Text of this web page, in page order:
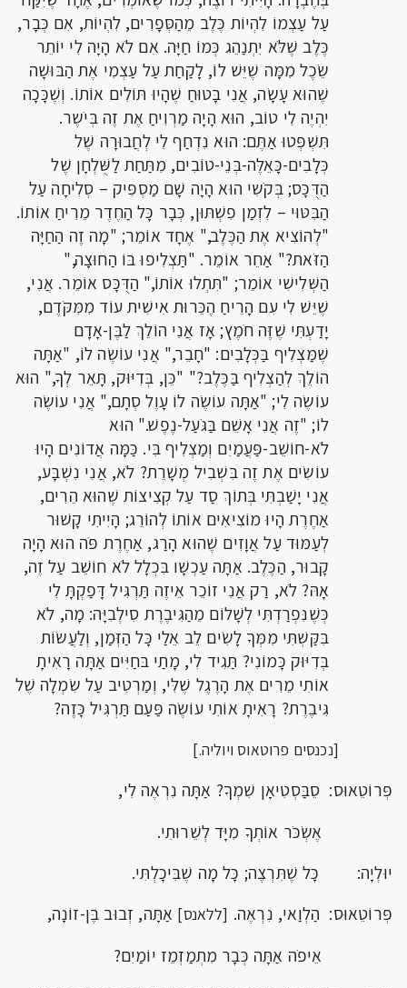
עַל עַצְמוֹ לִהְיוֹת כֶּלֶב מֵהַסְּפָרִים, לִהְיוֹת, אִם כְּבָר,
כֶּלֶב שֶׁלֹּא יִתְנַהֵג כְּמוֹ חַיָּה. אִם לֹא הָיָה לִי יוֹתֵר
שֵׂכֶל מִמָּה שֶׁיֵּשׁ לוֹ, לָקַחַת עַל עַצְמִי אֶת הַבּוּשָׁה
שֶׁהוּא עָשָׂה, אֲנִי בָּטוּחַ שֶׁהָיוּ תּוֹלִים אוֹתוֹ. וְשֶׁכָּכָה
יִהְיֶה לִי טוֹב, הוּא הָיָה מַרְוִיחַ אֶת זֶה בְּיֹשֶר.
תִּשְׁפְּטוּ אַתֶּם: הוּא נִדְחַף לִי לְחֲבוּרָה שֶׁל
כְּלָבִים-כָּאֵלֶּה-בְּנֵי-טוֹבִים, מִתַּחַת לַשֻּׁלְחָן שֶׁל
הַדֻּכָּס; בְּקֹשִי הוּא הָיָה שָׁם מַסְפִּיק – סְלִיחָה עַל
הַבִּטּוּי – לִזְמַן פִשְׁתּוּן, כְּבָר כָּל הַחֶדֶר מֵרִיחַ אוֹתוֹ.
"לְהוֹצִיא אֶת הַכֶּלֶב," אֶחָד אוֹמֵר; "מָה זֶה הַחַיָּה
הַזֹּאת?" אַחֵר אוֹמֵר. "תַּצְלִיפוּ בּוֹ הַחוּצָה,"
הַשְּׁלִישִׁי אוֹמֵר; "תִּתְלוּ אוֹתוֹ," הַדֻּכָּס אוֹמֵר. אֲנִי,
שֶׁיֵּשׁ לִי עִם הָרֵיחַ הֶכֵּרוּת אִישִׁית עוֹד מִמִּקֹּדֶם,
יָדַעְתִּי שֶׁזֶּה חֹמֶץ; אָז אֲנִי הוֹלֵךְ לַבֶּן-אָדָם
שֶׁמַּצְלִיף בַּכְּלָבִים: "חָבֵר," אֲנִי עוֹשֶׂה לוֹ, "אַתָּה
הוֹלֵךְ לְהַצְלִיף בַּכֶּלֶב?" "כֵּן, בְּדִיּוּק, תָּאֵר לְךָ," הוּא
עוֹשֶׂה לִי; "אַתָּה עוֹשֶׂה לוֹ עָוֶל סְתָם," אֲנִי עוֹשֶׂה
לוֹ; "זֶה אֲנִי אָשֵׁם בַּגֹּעַל-נֶפֶשׁ." הוּא
לֹא-חוֹשֵׁב-פַּעֲמַיִם וְמַצְלִיף בִּי. כַּמָּה אֲדוֹנִים הָיוּ
עוֹשִׂים אֶת זֶה בִּשְׁבִיל מְשָׁרֵת? לֹא, אֲנִי נִשְׁבָּע,
אֲנִי יָשַׁבְתִּי בְּתוֹךְ סַד עַל קְצִיצוֹת שֶׁהוּא הֵרִים,
אַחֶרֶת הָיוּ מוֹצִיאִים אוֹתוֹ לְהוֹרֵג; הָיִיתִי קָשׁוּר
לְעַמּוּד עַל אֲוָזִים שֶׁהוּא הָרַג, אַחֶרֶת פֹּה הוּא הָיָה
קָבוּר, הַכֶּלֶב. אַתָּה עַכְשָׁו בִּכְלָל לֹא חוֹשֵׁב עַל זֶה,
אָהּ? לֹא, רַק אֲנִי זוֹכֵר אֵיזֶה תַּרְגִּיל דָּפַקְתָּ לִי
כְּשֶׁנִּפְרַדְתִּי לְשָׁלוֹם מֵהַגִּיבֶרֶת סִילְבִיָּה: מָה, לֹא
בִּקַּשְׁתִּי מִמְּךָ לָשִׂים לֵב אֵלַי כָּל הַזְּמַן, וְלַעֲשׂוֹת
בְּדִיּוּק כָּמוֹנִי? תַּגִיד לִי, מָתַי בּחַיִּים אַתָּה רָאִיתָ
אוֹתִי מֵרִים אֶת הָרֶגֶל שֶׁלִּי, וְמַרְטִיב עַל שִׂמְלָה שֶׁל
גִּיבֶרֶת? רָאִיתָ אוֹתִי עוֹשֶׂה פַּעַם תַּרְגִּיל כָּזֶה?
[נכנסים פרוטאוס ויוליה.]
פְּרוֹטֵאוּס: סֵבַּסְטִיאָן שִׁמְךָ? אַתָּה נִרְאֶה לִי,
אֶשְׂכֹּר אוֹתְךָ מִיָּד לְשֵׁרוּתִי.
יוּלְיָה: כָּל שֶׁתִּרְצֶה; כָּל מָה שֶׁבִּיכָלְתִּי.
פְּרוֹטֵאוּס: הַלְוַאי, נִרְאֶה. [ללאנס] אַתָּה, זְבוּב בֶּן-זוֹנָה,
אֵיפֹה אַתָּה כְּבָר מִתְמַזְמֵז יוֹמַיִם?